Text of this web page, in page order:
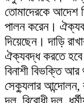
তোমাদেরকে আদেশ
পালন করেন।
দিয়েছেন। দাড়ি
ঐক্যবদ্ধ করতে হবে
বিনাশী বিভক্তি
সেক্যুলার আন্দোলন,